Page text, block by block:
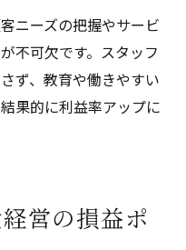
ニーズの把握やサービ
不可欠です。スタッフ
ず、教育や働きやすい
果的に利益率アップに
営の損益ポ